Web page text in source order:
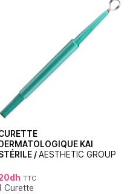
DERMATOLOGIQUE KAI
/AESTHETIC GROUP
dh TTC
Curette